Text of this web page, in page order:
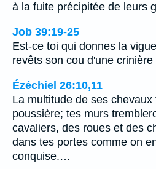
à la fuite précipitée de leurs
Job 39:19-25
Est-ce toi qui donnes la
revêts son cou d'une
Ézéchiel 26:10,11
La multitude de ses
poussière; tes murs
cavaliers, des roues et des
dans tes portes comme on
conquise.…